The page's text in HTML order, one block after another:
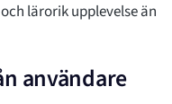
lärorik upplevelse än
användare